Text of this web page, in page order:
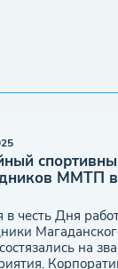
ММТП в
честь Дня
на